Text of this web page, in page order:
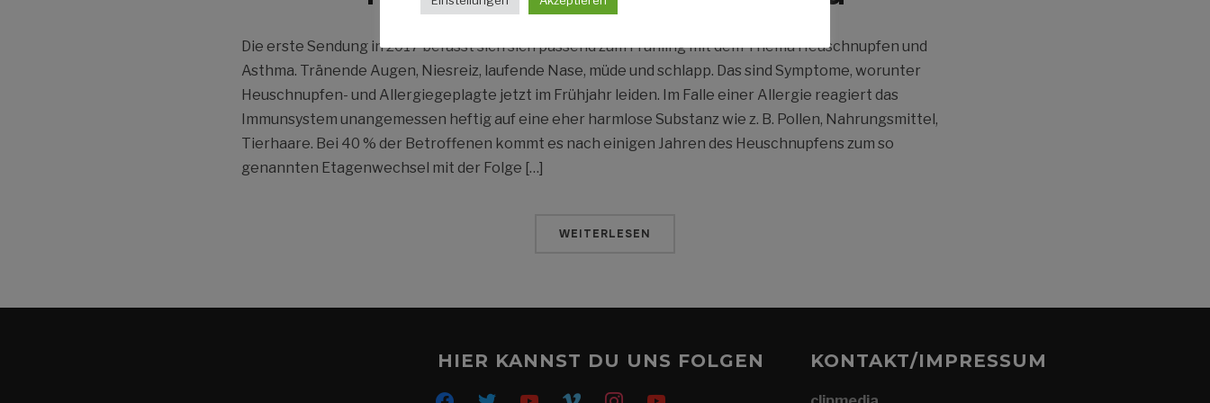
Die erste Sendung in 2017 befasst sich sich passend zum Frühling mit dem Thema Heuschnupfen und
Asthma. Tränende Augen, Niesreiz, laufende Nase, müde und schlapp. Das sind Symptome, worunter
Heuschnupfen- und Allergiegeplagte jetzt im Frühjahr leiden. Im Falle einer Allergie reagiert das
Immunsystem unangemessen heftig auf eine eher harmlose Substanz wie z. B. Pollen, Nahrungsmittel,
Tierhaare. Bei 40 % der Betroffenen kommt es nach einigen Jahren des Heuschnupfens zum so
genannten Etagenwechsel mit der Folge […]
WEITERLESEN
HIER KANNST DU UNS FOLGEN
facebooktwitter youtubevimeo instagramyoutube
KONTAKT/IMPRESSUM